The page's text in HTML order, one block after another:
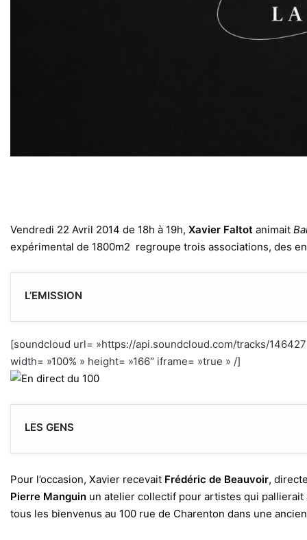
Vendredi 22 Avril 2014 de 18h à 19h, Xavier Faltot animait
expérimental de 1800m2 regroupe trois associations, des
L’EMISSION
[soundcloud url= »https://api.soundcloud.com/tracks/
width= »100% » height= »166″ iframe= »true » /]
LES GENS
Pour l’occasion, Xavier recevait Frédéric de Beauvoir,
Pierre Manguin un atelier collectif pour artistes qui
tous les bienvenus au 100 rue de Charenton dans une